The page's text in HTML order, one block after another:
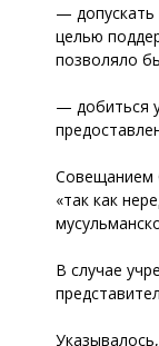
— допускать
целью
позволяло
— добиться
Совещанием
«так как
В случае